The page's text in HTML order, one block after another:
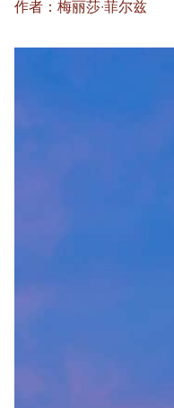
作者：梅丽莎·菲尔兹